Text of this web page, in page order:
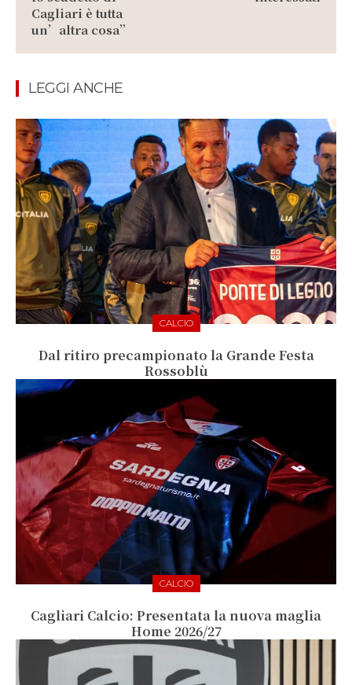
Cagliari è tutta
un’altra cosa”
LEGGI ANCHE
CALCIO
Dal ritiro precampionato la Grande Festa
Rossoblù
CALCIO
Cagliari Calcio: Presentata la nuova maglia
Home 2026/27